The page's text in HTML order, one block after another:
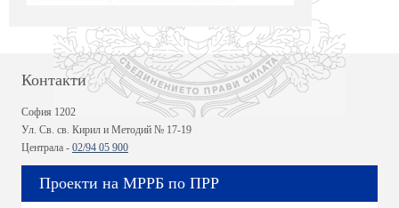
Контакти
София 1202
Ул. Св. св. Кирил и Методий № 17-19
Централа - 02/94 05 900
Проекти на МРРБ по ПРР